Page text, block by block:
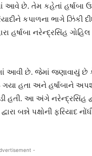
આવે છે. તેમ કહેતાં
કપાળના ભાગે ઝિંકી
હર્ષાબા નરેન્દ્રસિંહ
આવી છે. જેમાં જણાવાયું છે
હતા અને હર્ષાબાને
હતી. આ અંગે નરેન્દ્રસિંહ
બન્ને પક્ષોની ફરિયાદ
-